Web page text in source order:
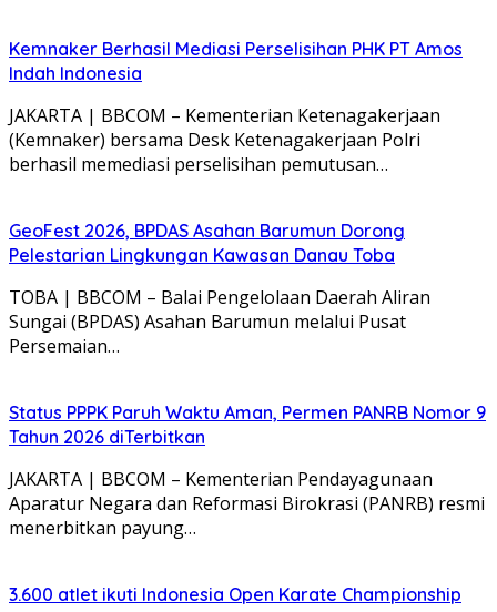
Kemnaker Berhasil Mediasi Perselisihan PHK PT Amos
Indah Indonesia
JAKARTA | BBCOM – Kementerian Ketenagakerjaan
(Kemnaker) bersama Desk Ketenagakerjaan Polri
berhasil memediasi perselisihan pemutusan…
GeoFest 2026, BPDAS Asahan Barumun Dorong
Pelestarian Lingkungan Kawasan Danau Toba
TOBA | BBCOM – Balai Pengelolaan Daerah Aliran
Sungai (BPDAS) Asahan Barumun melalui Pusat
Persemaian…
Status PPPK Paruh Waktu Aman, Permen PANRB Nomor 9
Tahun 2026 diTerbitkan
JAKARTA | BBCOM – Kementerian Pendayagunaan
Aparatur Negara dan Reformasi Birokrasi (PANRB) resmi
menerbitkan payung…
3.600 atlet ikuti Indonesia Open Karate Championship